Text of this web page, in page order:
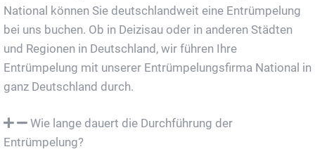
National können Sie deutschlandweit eine Entrümpelung
bei uns buchen. Ob in Deizisau oder in anderen Städten
und Regionen in Deutschland, wir führen Ihre
Entrümpelung mit unserer Entrümpelungsfirma National in
ganz Deutschland durch.
Wie lange dauert die Durchführung der
Entrümpelung?